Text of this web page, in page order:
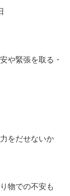
や緊張を取る・
をだせないか
物での不安も